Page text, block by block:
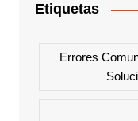
Etiquetas
Errores